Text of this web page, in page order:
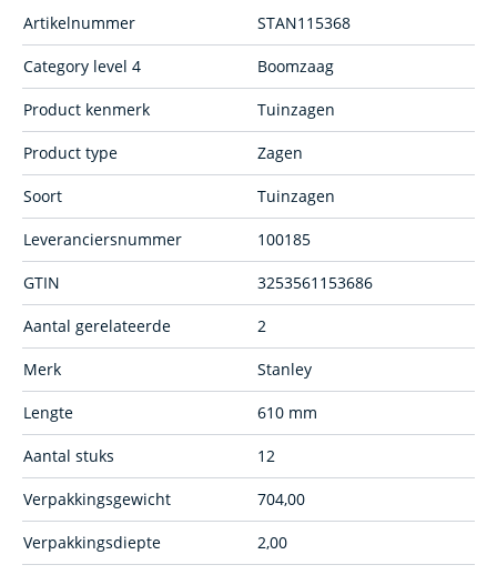
Artikelnummer STAN115368
Category level 4 Boomzaag
Product kenmerk Tuinzagen
Product type Zagen
Soort Tuinzagen
Leveranciersnummer 100185
GTIN 3253561153686
Aantal gerelateerde 2
Merk Stanley
Lengte 610 mm
Aantal stuks 12
Verpakkingsgewicht 704,00
Verpakkingsdiepte 2,00